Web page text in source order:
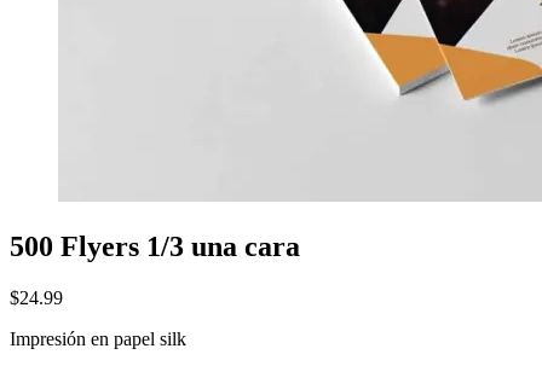
500 Flyers 1/3 una cara
$24.99
Impresión en papel silk